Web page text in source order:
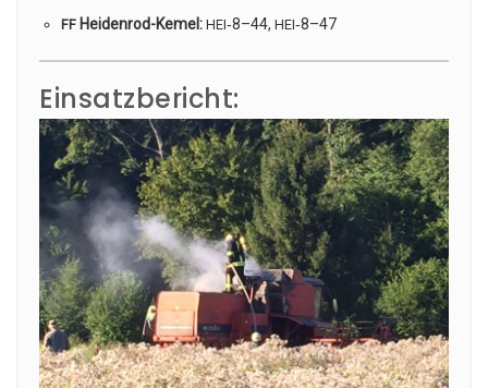
FF Hei­den­rod-Kemel: HEI‑8–44, HEI‑8–47
Einsatzbericht: